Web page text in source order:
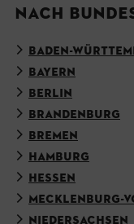
NACH
BADEN-
BAYERN
BERLIN
BRANDENBURG
BREMEN
HAMBURG
HESSEN
MECKLENBURG-
NIEDERSACHSEN